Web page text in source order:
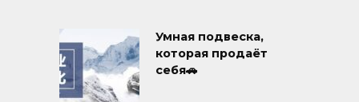
Умная подвеска,
которая продаёт
себя🚗